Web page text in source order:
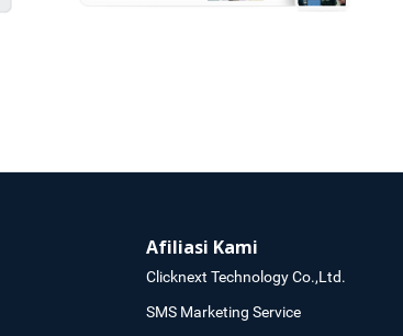
Afiliasi Kami
Clicknext Technology Co.,Ltd.
SMS Marketing Service